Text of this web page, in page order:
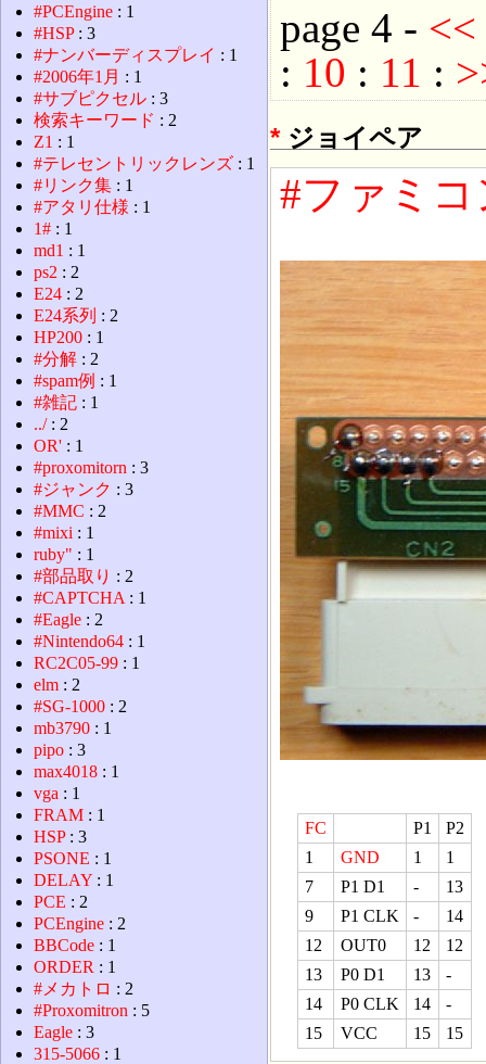
page 4 - <<
: 10 : 11 :
*ジョイペア
#ファミコ
FC P1
P2
1
GND 1
1
7
P1 D1 -
13
9
P1 CLK -
14
12
OUT0 12
12
13
P0 D1 13
-
14
P0 CLK 14
-
15
VCC 15 15
#PCEngine : 1
#HSP: 3
#ナンバーディスプレイ : 1
#2006年1月 : 1
#サブピクセル : 3
検索キーワード : 2
Z1 : 1
#テレセントリックレンズ : 1
#リンク集 : 1
#アタリ仕様 : 1
1# : 1
md1 : 1
ps2 : 2
E24 : 2
E24系列 : 2
HP200 : 1
#分解 : 2
#spam例 : 1
#雑記 : 1
../: 2
OR' : 1
#proxomitorn : 3
#ジャンク : 3
#MMC : 2
#mixi : 1
ruby" : 1
#部品取り : 2
#CAPTCHA : 1
#Eagle : 2
#Nintendo64 : 1
RC2C05-99 : 1
elm : 2
#SG-1000 : 2
mb3790 : 1
pipo : 3
max4018 : 1
vga : 1
FRAM : 1
HSP: 3
PSONE : 1
DELAY : 1
PCE : 2
PCEngine : 2
BBCode : 1
ORDER : 1
#メカトロ : 2
#Proxomitron : 5
Eagle : 3
315-5066 : 1